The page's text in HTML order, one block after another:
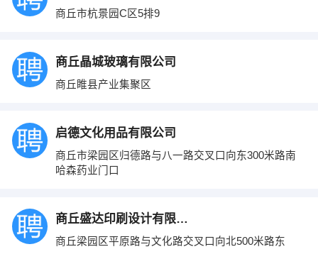
商丘市杭景园C区5排9
商丘晶城玻璃有限公司
商丘睢县产业集聚区
启德文化用品有限公司
商丘市梁园区归德路与八一路交叉口向东300米路南
哈森药业门口
商丘盛达印刷设计有限公司
商丘梁园区平原路与文化路交叉口向北500米路东